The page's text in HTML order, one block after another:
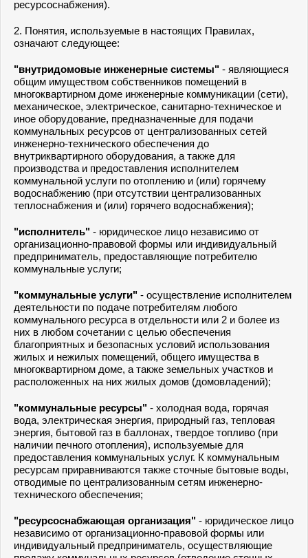
ресурсоснабжения).
2. Понятия, используемые в настоящих Правилах,
означают следующее:
"внутридомовые инженерные системы" - являющиеся
общим имуществом собственников помещений в
многоквартирном доме инженерные коммуникации (сети),
механическое, электрическое, санитарно-техническое и
иное оборудование, предназначенные для подачи
коммунальных ресурсов от централизованных сетей
инженерно-технического обеспечения до
внутриквартирного оборудования, а также для
производства и предоставления исполнителем
коммунальной услуги по отоплению и (или) горячему
водоснабжению (при отсутствии централизованных
теплоснабжения и (или) горячего водоснабжения);
"исполнитель" - юридическое лицо независимо от
организационно-правовой формы или индивидуальный
предприниматель, предоставляющие потребителю
коммунальные услуги;
"коммунальные услуги" - осуществление исполнителем
деятельности по подаче потребителям любого
коммунального ресурса в отдельности или 2 и более из
них в любом сочетании с целью обеспечения
благоприятных и безопасных условий использования
жилых и нежилых помещений, общего имущества в
многоквартирном доме, а также земельных участков и
расположенных на них жилых домов (домовладений);
"коммунальные ресурсы" - холодная вода, горячая
вода, электрическая энергия, природный газ, тепловая
энергия, бытовой газ в баллонах, твердое топливо (при
наличии печного отопления), используемые для
предоставления коммунальных услуг. К коммунальным
ресурсам приравниваются также сточные бытовые воды,
отводимые по централизованным сетям инженерно-
технического обеспечения;
"ресурсоснабжающая организация" - юридическое лицо
независимо от организационно-правовой формы или
индивидуальный предприниматель, осуществляющие